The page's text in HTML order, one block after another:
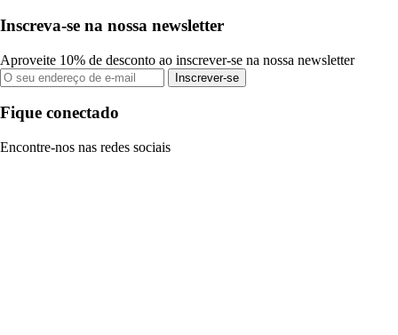
Inscreva-se na nossa newsletter
Aproveite 10% de desconto ao inscrever-se na nossa newsletter
Inscrever-se
Fique conectado
Encontre-nos nas redes sociais